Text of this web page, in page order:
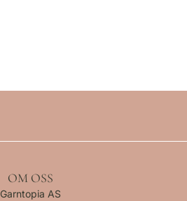
OM OSS
Garntopia AS